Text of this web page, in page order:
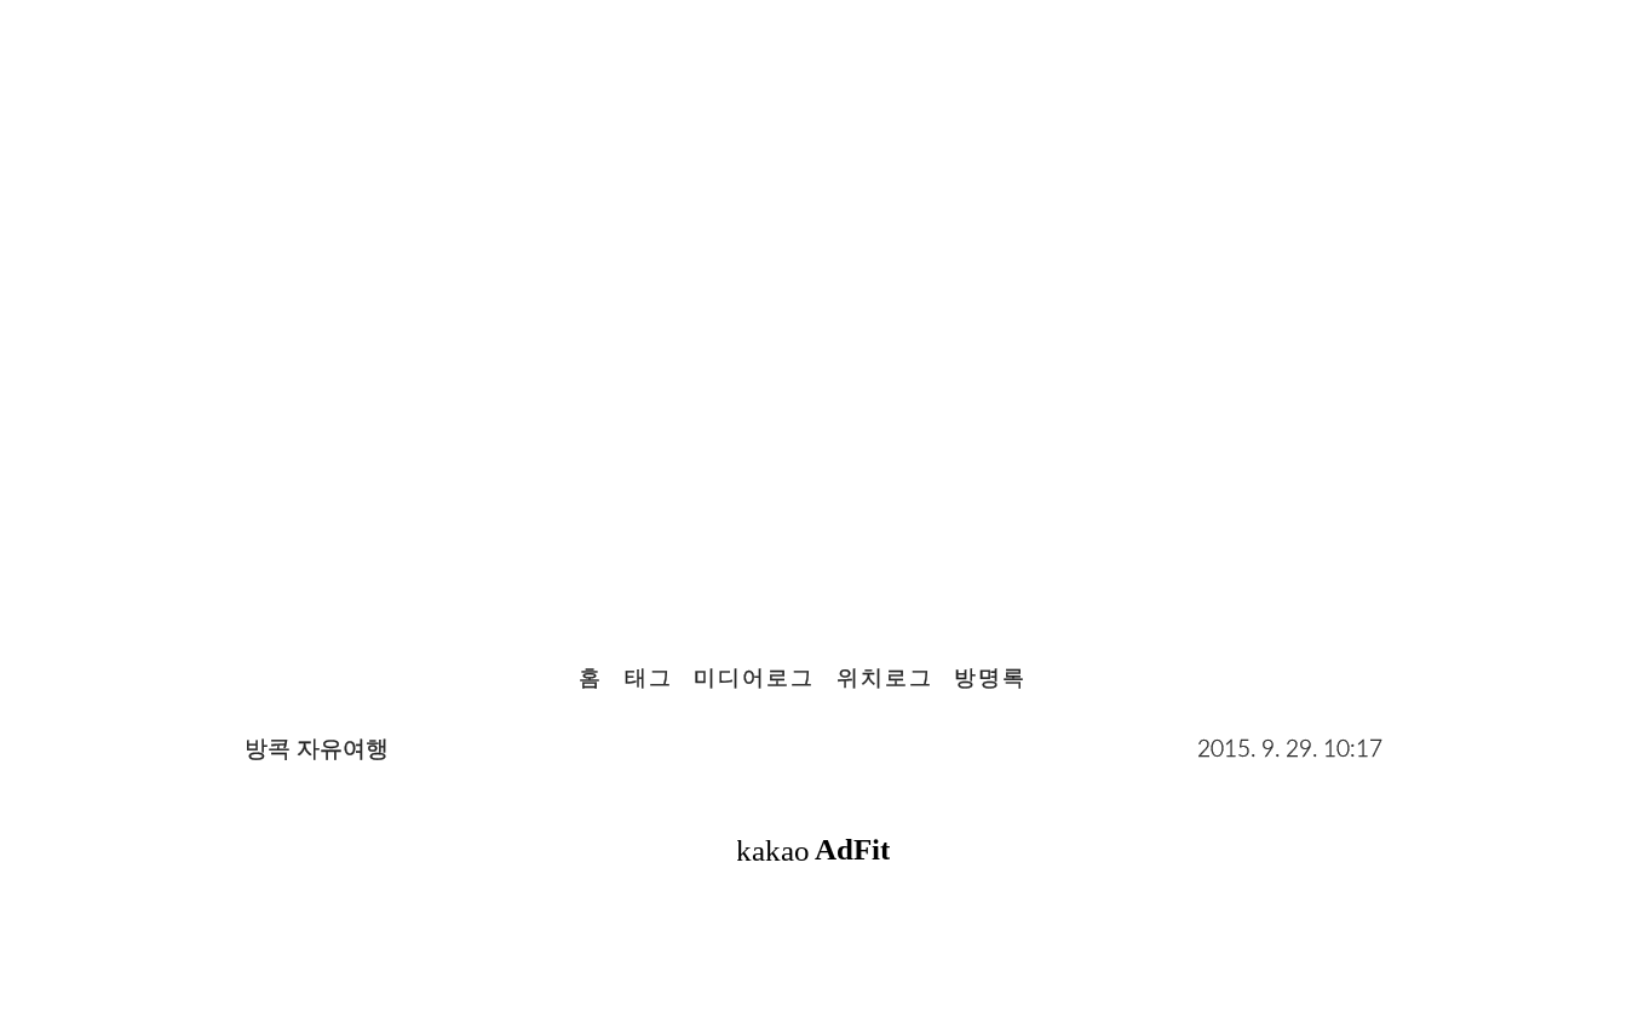
홈 태그 미디어로그 위치로그 방명록
방콕 자유여행 2015. 9. 29. 10:17